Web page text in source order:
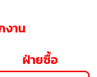
าน
ฝ่ายซื้อ